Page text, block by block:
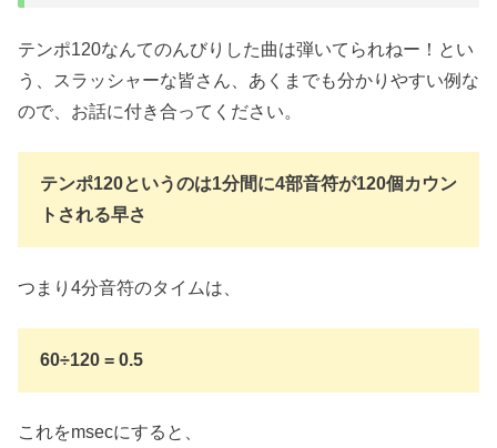
テンポ120なんてのんびりした曲は弾いてられねー！とい
う、スラッシャーな皆さん、あくまでも分かりやすい例な
ので、お話に付き合ってください。
テンポ120というのは1分間に4部音符が120個カウン
トされる早さ
つまり4分音符のタイムは、
60÷120 = 0.5
これをmsecにすると、